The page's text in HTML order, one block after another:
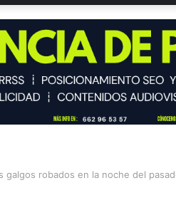
galgos robados en la noche del